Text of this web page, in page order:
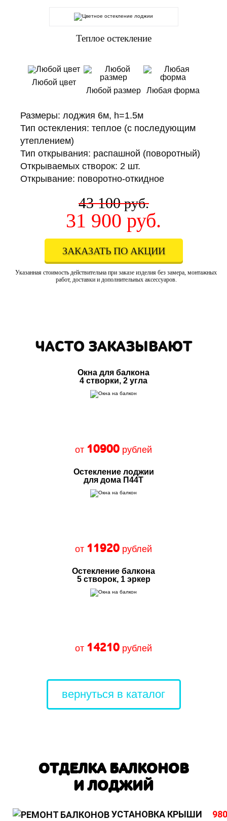
Теплое остекление
Любой цвет
Любой размер
Любая форма
Размеры: лоджия 6м, h=1.5м
Тип остекления: теплое (с последующим
утеплением)
Тип открывания: распашной (поворотный)
Открываемых створок: 2 шт.
Открывание: поворотно-откидное
43 100руб.
31 900 руб.
ЗАКАЗАТЬ ПО АКЦИИ
Указанная стоимость действительна при заказе изделия без замера, монтажных
работ, доставки и дополнительных аксессуаров.
ЧАСТО ЗАКАЗЫВАЮТ
Окна для балкона
4 створки, 2 угла
от 10900 рублей
Остекление лоджии
для дома П44Т
от 11920 рублей
Остекление балкона
5 створок, 1 эркер
от 14210 рублей
вернуться в каталог
ОТДЕЛКА БАЛКОНОВ
И ЛОДЖИЙ
УСТАНОВКА КРЫШИ